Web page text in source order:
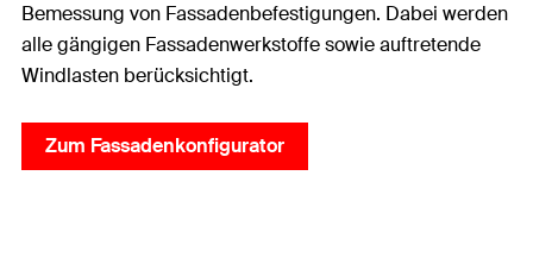
Bemessung von Fassadenbefestigungen. Dabei werden
alle gängigen Fassadenwerkstoffe sowie auftretende
Windlasten berücksichtigt.
Zum Fassadenkonfigurator